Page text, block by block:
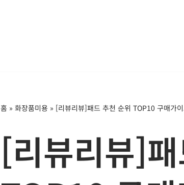
홈 » 화장품미용 » [리뷰리뷰]패드 추천 순위 TOP10 구매가
[리뷰리뷰]